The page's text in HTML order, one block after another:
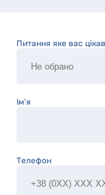
Питання яке вас
Ім’я
Телефон